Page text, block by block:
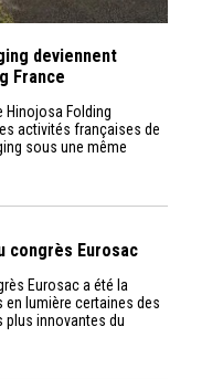
deviennent
France
Hinojosa Folding
activités françaises de
sous une même
congrès Eurosac
Eurosac a été la
en lumière certaines des
plus innovantes du